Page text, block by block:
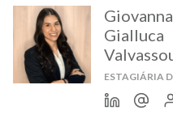
Giovanna
Gialluca
ESTAGIÁRIA